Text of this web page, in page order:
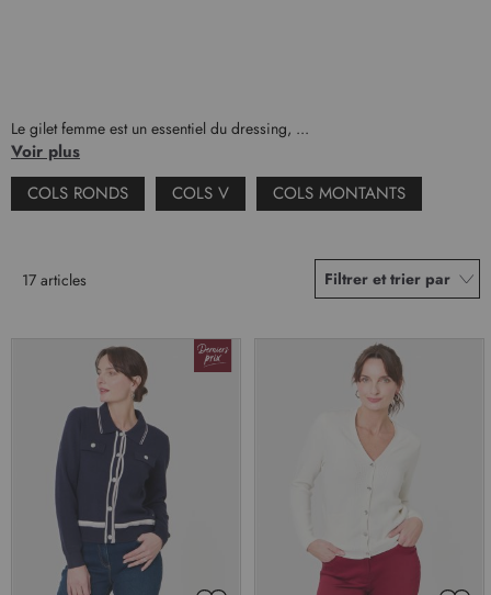
Le gilet femme est un essentiel du dressing, ...
Voir plus
COLS RONDS
COLS V COLS MONTANTS
17 articles Filtrer et trier par